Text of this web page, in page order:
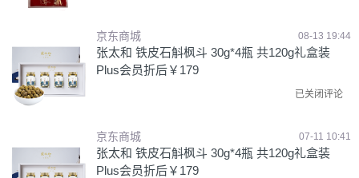
京东商城 08-13 19:44
张太和 铁皮石斛枫斗 30g*4瓶 共120g礼盒装
Plus会员折后￥179
已关闭评论
京东商城 07-11 10:41
张太和 铁皮石斛枫斗 30g*4瓶 共120g礼盒装
Plus会员折后￥179